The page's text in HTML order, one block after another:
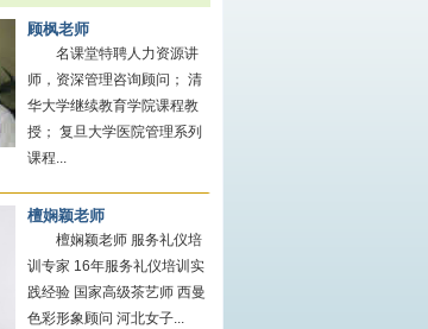
顾枫老师
名课堂特聘人力资源讲
师，资深管理咨询顾问； 清
华大学继续教育学院课程教
授； 复旦大学医院管理系列
课程...
檀娴颖老师
檀娴颖老师 服务礼仪培
训专家 16年服务礼仪培训实
践经验 国家高级茶艺师 西曼
色彩形象顾问 河北女子...